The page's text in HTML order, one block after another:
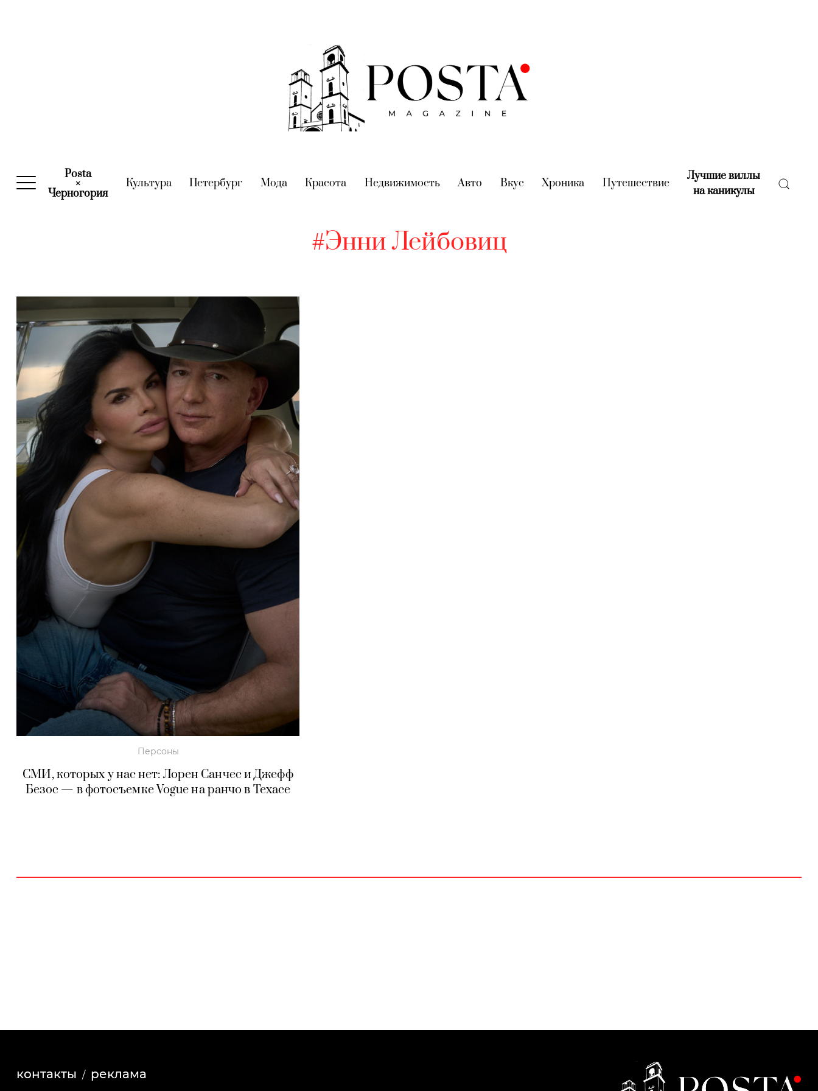
Posta
×
Черногория(current)
Культура(current)
Петербург (current)
Мода(current)
Красота (current)
Недвижимость(current)
Авто (current)
Вкус (current)
Хроника (current)
Путешествие(current)
Лучшие виллы
на каникулы(current)
#Энни Лейбовиц
Персоны
СМИ, которых у нас нет: Лорен Санчес и Джефф
Безос — в фотосъемке Vogue на ранчо в Техасе
контакты реклама